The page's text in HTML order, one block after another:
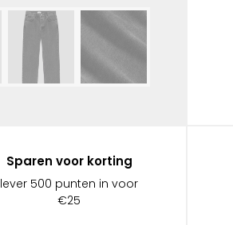
Sparen voor korting
lever 500 punten in voor
€25